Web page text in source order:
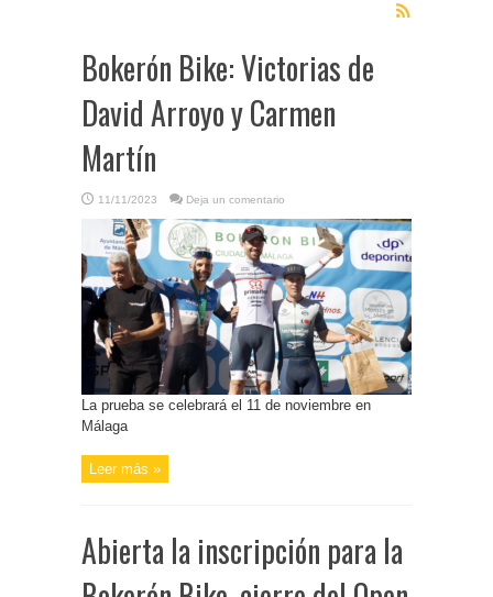
Bokerón Bike: Victorias de
David Arroyo y Carmen
Martín
11/11/2023 Deja un comentario
La prueba se celebrará el 11 de noviembre en
Málaga
Leer más »
Abierta la inscripción para la